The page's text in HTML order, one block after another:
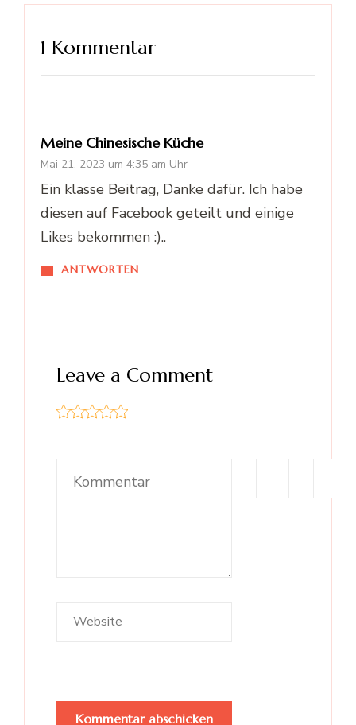
1 Kommentar
Meine Chinesische Küche
Mai 21, 2023 um 4:35 am Uhr
ANTWORTEN
Ein klasse Beitrag, Danke dafür. Ich habe
diesen auf Facebook geteilt und einige
Likes bekommen :)..
Leave a Comment